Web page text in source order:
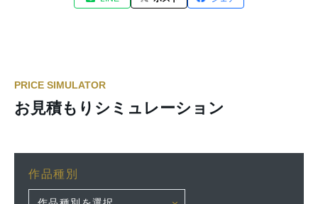
PRICE SIMULATOR
お見積もりシミュレーション
作品種別